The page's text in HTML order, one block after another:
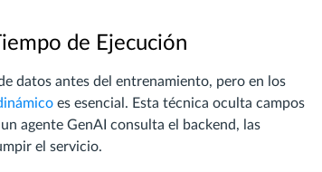
de Ejecución
datos antes del entrenamiento, pero en los
es esencial. Esta técnica oculta campos
agente GenAI consulta el backend, las
el servicio.